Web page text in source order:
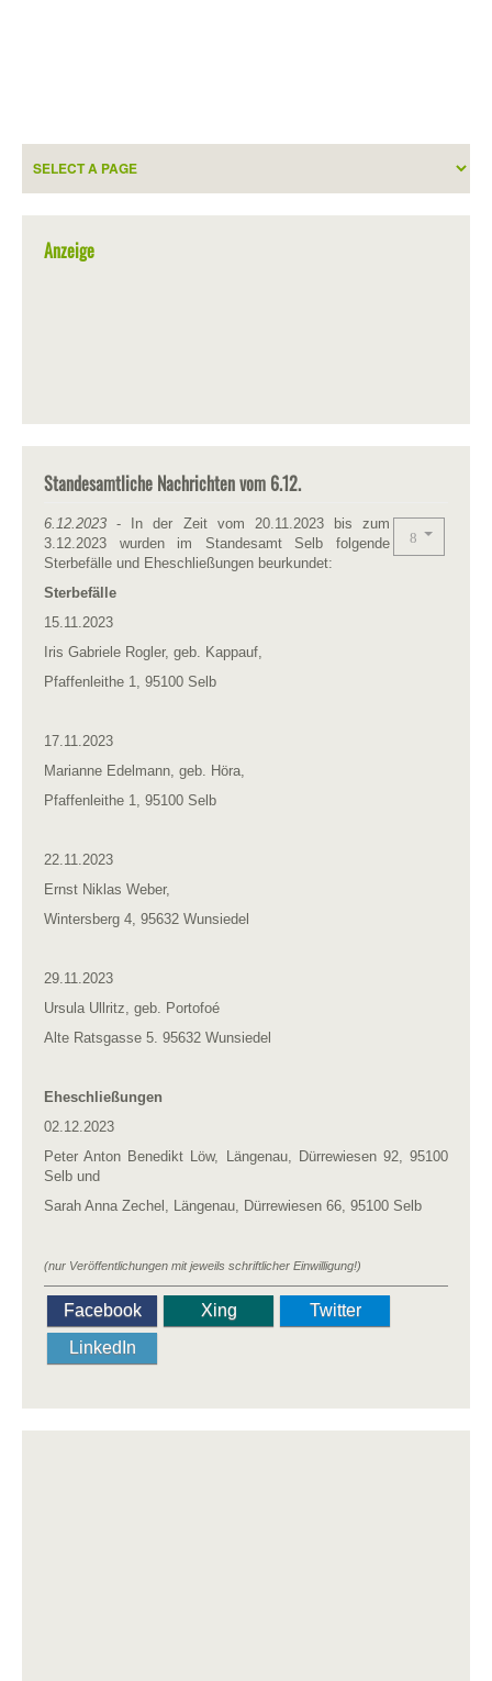
Anzeige
Standesamtliche Nachrichten vom 6.12.
6.12.2023 - In der Zeit vom 20.11.2023 bis zum
3.12.2023 wurden im Standesamt Selb folgende
Sterbefälle und Eheschließungen beurkundet:
Sterbefälle
15.11.2023
Iris Gabriele Rogler, geb. Kappauf,
Pfaffenleithe 1, 95100 Selb
17.11.2023
Marianne Edelmann, geb. Höra,
Pfaffenleithe 1, 95100 Selb
22.11.2023
Ernst Niklas Weber,
Wintersberg 4, 95632 Wunsiedel
29.11.2023
Ursula Ullritz, geb. Portofoé
Alte Ratsgasse 5. 95632 Wunsiedel
Eheschließungen
02.12.2023
Peter Anton Benedikt Löw, Längenau, Dürrewiesen 92, 95100
Selb und
Sarah Anna Zechel, Längenau, Dürrewiesen 66, 95100 Selb
(nur Veröffentlichungen mit jeweils schriftlicher Einwilligung!)
Facebook Xing
Twitter
LinkedIn